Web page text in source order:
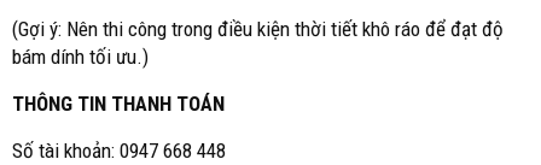
(Gợi ý: Nên thi công trong điều kiện thời tiết khô ráo để đạt độ
bám dính tối ưu.)
THÔNG TIN THANH TOÁN
Số tài khoản: 0947 668 448